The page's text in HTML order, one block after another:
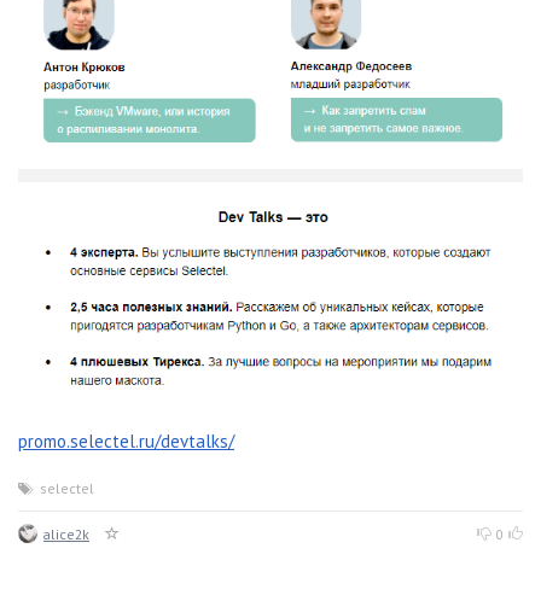
promo.selectel.ru/devtalks/
selectel
alice2k 0